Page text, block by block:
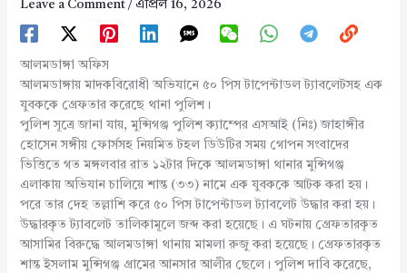
Leave a Comment / এপ্রিল 16, 2026
আলমডাঙ্গা অফিস
আলমডাঙ্গায় মাদকবিরোধী অভিযানে ৫০ পিস টাপেন্টাডল ট্যাবলেটসহ এক
যুবককে গ্রেফতার করেছে থানা পুলিশ।
পুলিশ সূত্রে জানা যায়, মুন্সিগঞ্জ পুলিশ ক্যাম্পের এসআই (নিঃ) জাহাঙ্গীর
হোসেন সঙ্গীয় ফোর্সসহ নিয়মিত টহল ডিউটির সময় গোপন সংবাদের
ভিত্তিতে গত মঙ্গলবার রাত ১২টার দিকে আলমডাঙ্গা থানার মুন্সিগঞ্জ
এলাকায় অভিযান চালিয়ে শান্ত (৩৩) নামে এক যুবককে আটক করা হয়।
পরে তার দেহ তল্লাশি করে ৫০ পিস টাপেন্টাডল ট্যাবলেট উদ্ধার করা হয়।
উদ্ধারকৃত ট্যাবলেট তালিকামূলে জব্দ করা হয়েছে। এ ঘটনায় গ্রেফতারকৃত
আসামির বিরুদ্ধে আলমডাঙ্গা থানায় মামলা রুজু করা হয়েছে। গ্রেফতারকৃত
শান্ত ইসলাম মুন্সিগঞ্জ গ্রামের আনসার আলীর ছেলে। পুলিশ দাবি করেছে,